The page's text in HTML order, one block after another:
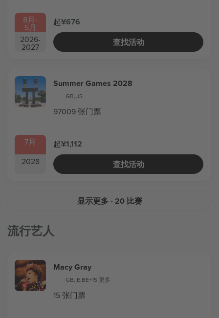
8月-
5月
2026-
2027
起¥676
查找活动
7月
2028
Summer Games 2028
GB,US
97009 张门票
起¥1,112
查找活动
显示更多 - 20 比赛
流行艺人
Macy Gray
GB,IE,BE+15 更多
15 张门票